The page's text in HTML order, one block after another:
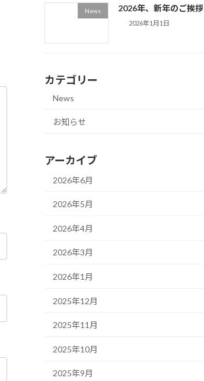
News 2026年、新年のご挨拶
2026年1月1日
カテゴリー
News
お知らせ
アーカイブ
2026年6月
2026年5月
2026年4月
2026年3月
2026年1月
2025年12月
2025年11月
2025年10月
2025年9月